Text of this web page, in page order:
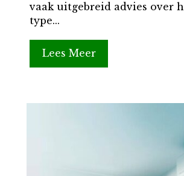
vaak uitgebreid advies over
type...
Lees Meer